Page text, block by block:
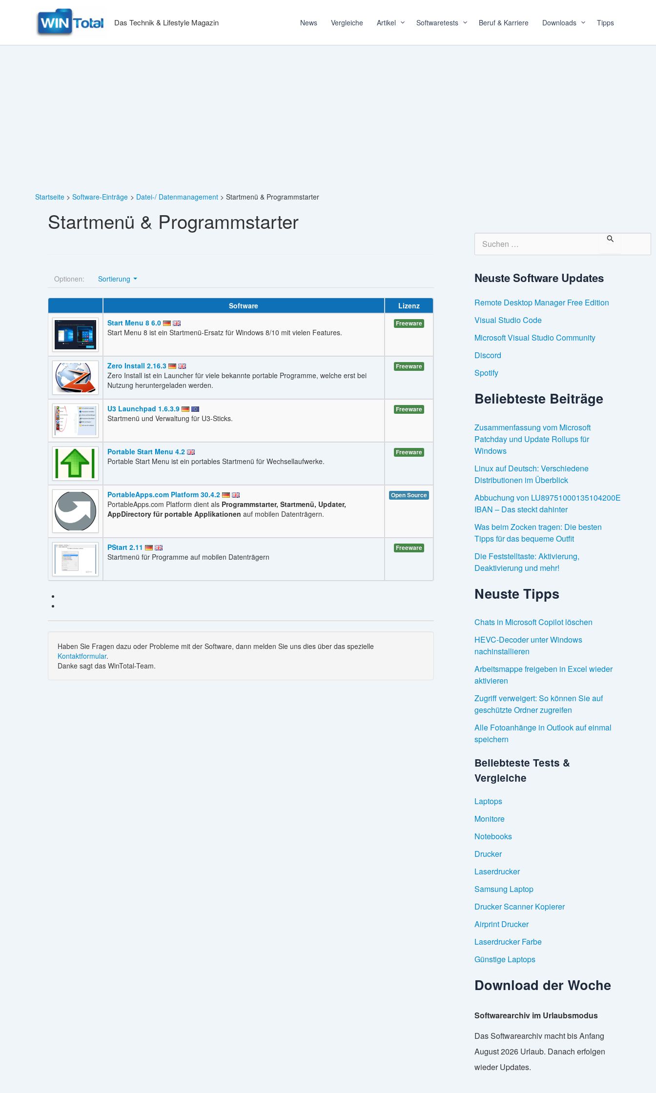
Das Technik & Lifestyle Magazin News Vergleiche Artikel Softwaretests Beruf & Karriere Downloads Tipps
Startseite Software-Einträge Datei-/ Datenmanagement Startmenü & Programmstarter
Startmenü & Programmstarter
Optionen: Sortierung
Software
Lizenz
Start Menu 8 6.0
Start Menu 8 ist ein Startmenü-Ersatz für Windows 8/10 mit vielen Features.
Freeware
Zero Install 2.16.3
Zero Install ist ein Launcher für viele bekannte portable Programme, welche erst bei
Nutzung heruntergeladen werden.
Freeware
U3 Launchpad 1.6.3.9
Startmenü und Verwaltung für U3-Sticks.
Freeware
Portable Start Menu 4.2
Portable Start Menu ist ein portables Startmenü für Wechsellaufwerke.
Freeware
PortableApps.com Platform 30.4.2
PortableApps.com Platform dient als Programmstarter, Startmenü, Updater,
AppDirectory für portable Applikationen auf mobilen Datenträgern.
Open Source
PStart 2.11
Startmenü für Programme auf mobilen Datenträgern
Freeware
Haben Sie Fragen dazu oder Probleme mit der Software, dann melden Sie uns dies über das spezielle
Kontaktformular.
Danke sagt das WinTotal-Team.
c
e
a
c
h
:
Neuste Software Updates
Remote Desktop Manager Free Edition
Visual Studio Code
Microsoft Visual Studio Community
Discord
Spotify
Beliebteste Beiträge
Zusammenfassung vom Microsoft
Patchday und Update Rollups für
Windows
Linux auf Deutsch: Verschiedene
Distributionen im Überblick
Abbuchung von LU89751000135104200E
IBAN – Das steckt dahinter
Was beim Zocken tragen: Die besten
Tipps für das bequeme Outfit
Die Feststelltaste: Aktivierung,
Deaktivierung und mehr!
Neuste Tipps
Chats in Microsoft Copilot löschen
HEVC-Decoder unter Windows
nachinstallieren
Arbeitsmappe freigeben in Excel wieder
aktivieren
Zugriff verweigert: So können Sie auf
geschützte Ordner zugreifen
Alle Fotoanhänge in Outlook auf einmal
speichern
Beliebteste Tests &
Vergleiche
Laptops
Monitore
Notebooks
Drucker
Laserdrucker
Samsung Laptop
Drucker Scanner Kopierer
Airprint Drucker
Laserdrucker Farbe
Günstige Laptops
Download der Woche
Softwarearchiv im Urlaubsmodus
Das Softwarearchiv macht bis Anfang
August 2026 Urlaub. Danach erfolgen
wieder Updates.